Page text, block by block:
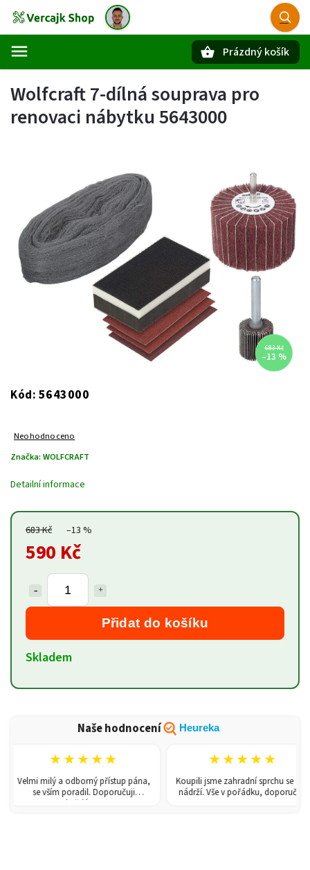
Prázdný košík
Wolfcraft 7-dílná souprava pro
renovaci nábytku 5643000
683 Kč
–13 %
Kód: 5643000
Neohodnoceno
Značka: WOLFCRAFT
683 Kč –13 %
590 Kč
Přidat do košíku
Skladem
Detailní informace
Naše hodnocení Heureka
★★★★★
Velmi milý a odborný přístup pána,
se vším poradil. Doporučuji
každému!
★★★★★
Koupili jsme zahradní sprchu se 150l
nádrží. Vše v pořádku, doporučuji.